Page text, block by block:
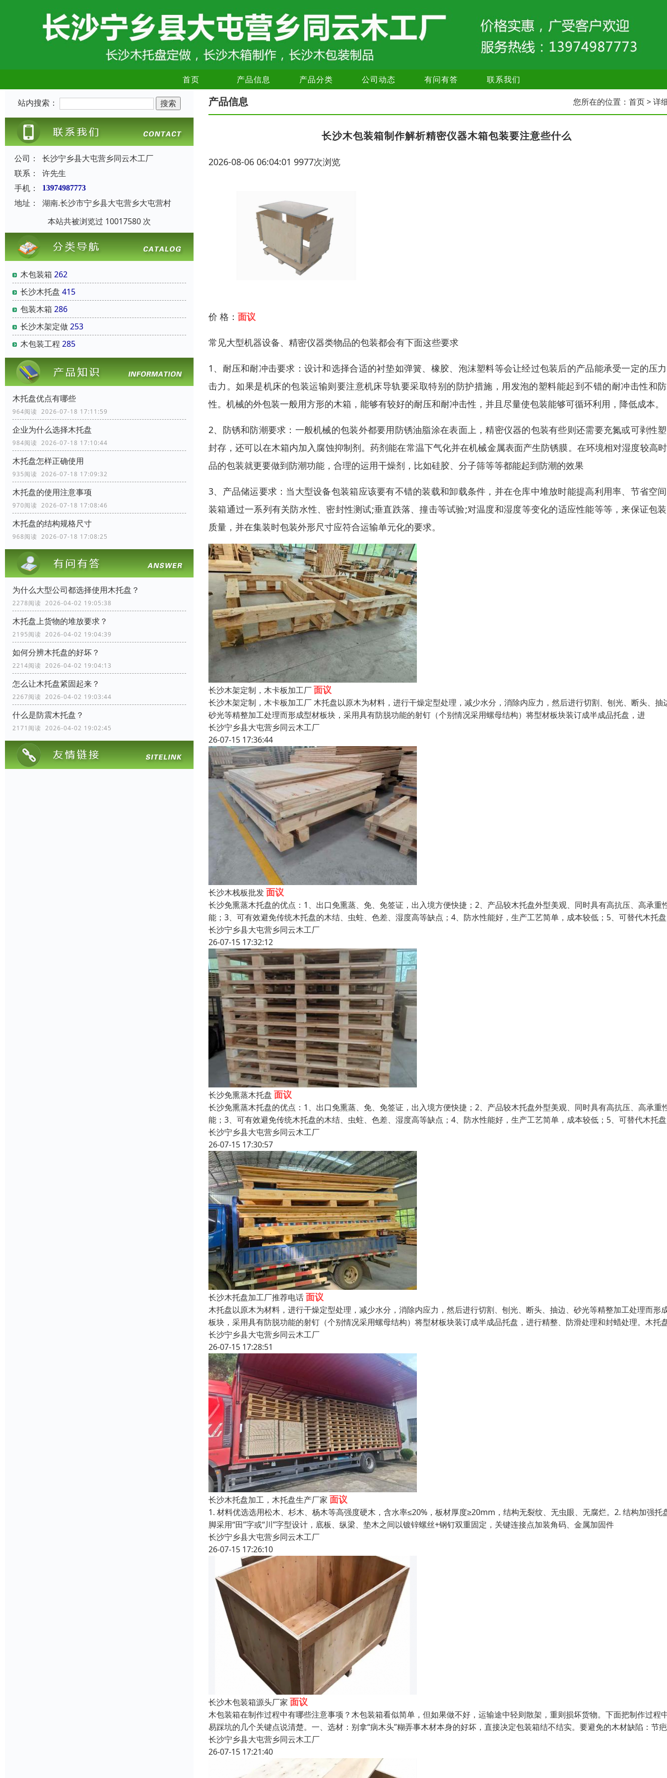
首页 产品信息 产品分类 公司动态 有问有答 联系我们
站内搜索：
公司：
长沙宁乡县大屯营乡同云木工厂
联系：
许先生
手机：
13974987773
地址：
湖南.长沙市宁乡县大屯营乡大屯营村
本站共被浏览过 10017580 次
木包装箱 262
长沙木托盘 415
包装木箱 286
长沙木架定做253
木包装工程 285
木托盘优点有哪些
964阅读 2026-07-18 17:11:59
企业为什么选择木托盘
984阅读 2026-07-18 17:10:44
木托盘怎样正确使用
935阅读 2026-07-18 17:09:32
木托盘的使用注意事项
970阅读 2026-07-18 17:08:46
木托盘的结构规格尺寸
968阅读 2026-07-18 17:08:25
为什么大型公司都选择使用木托盘？
2278阅读 2026-04-02 19:05:38
木托盘上货物的堆放要求？
2195阅读 2026-04-02 19:04:39
如何分辨木托盘的好坏？
2214阅读 2026-04-02 19:04:13
怎么让木托盘紧固起来？
2267阅读 2026-04-02 19:03:44
什么是防震木托盘？
2171阅读 2026-04-02 19:02:45
产品信息 您所在的位置： 首页> 详
长沙木包装箱制作解析精密仪器木箱包装要注意些什么
2026-08-06 06:04:01 9977次浏览
价 格： 面议
常见大型机器设备、精密仪器类物品的包装都会有下面这些要求
1、耐压和耐冲击要求：设计和选择合适的衬垫如弹簧、橡胶、泡沫塑料等会让经过包装后的产品能承受一定的压
击力。如果是机床的包装运输则要注意机床导轨要采取特别的防护措施，用发泡的塑料能起到不错的耐冲击性和
性。机械的外包装一般用方形的木箱，能够有较好的耐压和耐冲击性，并且尽量使包装能够可循环利用，降低成本。
2、防锈和防潮要求：一般机械的包装外都要用防锈油脂涂在表面上，精密仪器的包装有些则还需要充氮或可剥性
封存，还可以在木箱内加入腐蚀抑制剂。药剂能在常温下气化并在机械金属表面产生防锈膜。在环境相对湿度较高
品的包装就更要做到防潮功能，合理的运用干燥剂，比如硅胶、分子筛等等都能起到防潮的效果
3、产品储运要求：当大型设备包装箱应该要有不错的装载和卸载条件，并在仓库中堆放时能提高利用率、节省空
装箱通过一系列有关防水性、密封性测试;垂直跌落、撞击等试验;对温度和湿度等变化的适应性能等等，来保证包
质量，并在集装时包装外形尺寸应符合运输单元化的要求。
长沙木架定制，木卡板加工厂面议
长沙木架定制，木卡板加工厂 木托盘以原木为材料，进行干燥定型处理，减少水分，消除内应力，然后进行切割、刨光、断头、抽
砂光等精整加工处理而形成型材板块，采用具有防脱功能的射钉（个别情况采用螺母结构）将型材板块装订成半成品托盘，进
长沙宁乡县大屯营乡同云木工厂
26-07-15 17:36:44
长沙木栈板批发面议
长沙免熏蒸木托盘的优点：1、出口免熏蒸、免、免签证，出入境方便快捷；2、产品较木托盘外型美观、同时具有高抗压、高承重
能；3、可有效避免传统木托盘的木结、虫蛀、色差、湿度高等缺点；4、防水性能好，生产工艺简单，成本较低；5、可替代木托
长沙宁乡县大屯营乡同云木工厂
26-07-15 17:32:12
长沙免熏蒸木托盘 面议
长沙免熏蒸木托盘的优点：1、出口免熏蒸、免、免签证，出入境方便快捷；2、产品较木托盘外型美观、同时具有高抗压、高承重
能；3、可有效避免传统木托盘的木结、虫蛀、色差、湿度高等缺点；4、防水性能好，生产工艺简单，成本较低；5、可替代木托
长沙宁乡县大屯营乡同云木工厂
26-07-15 17:30:57
长沙木托盘加工厂推荐电话面议
木托盘以原木为材料，进行干燥定型处理，减少水分，消除内应力，然后进行切割、刨光、断头、抽边、砂光等精整加工处理而形
板块，采用具有防脱功能的射钉（个别情况采用螺母结构）将型材板块装订成半成品托盘，进行精整、防滑处理和封蜡处理。木托
长沙宁乡县大屯营乡同云木工厂
26-07-15 17:28:51
长沙木托盘加工，木托盘生产厂家 面议
1. 材料优选选用松木、杉木、杨木等高强度硬木，含水率≤20%，板材厚度≥20mm，结构无裂纹、无虫眼、无腐烂。2. 结构加强托
脚采用“田”字或“川”字型设计，底板、纵梁、垫木之间以镀锌螺丝+钢钉双重固定，关键连接点加装角码、金属加固件
长沙宁乡县大屯营乡同云木工厂
26-07-15 17:26:10
长沙木包装箱源头厂家 面议
木包装箱在制作过程中有哪些注意事项？木包装箱看似简单，但如果做不好，运输途中轻则散架，重则损坏货物。下面把制作过程
易踩坑的几个关键点说清楚。一、选材：别拿“病木头”糊弄事木材本身的好坏，直接决定包装箱结不结实。要避免的木材缺陷：节
长沙宁乡县大屯营乡同云木工厂
26-07-15 17:21:40